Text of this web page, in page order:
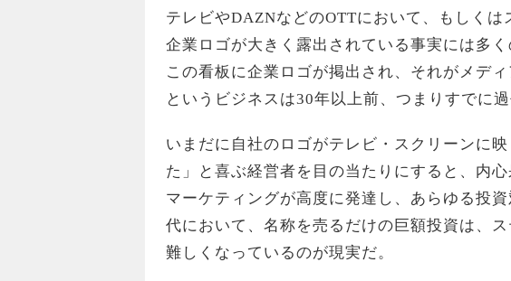
テレビやDAZNなどのOTTにおいて、もしく
企業ロゴが大きく露出されている事実には多
この看板に企業ロゴが掲出され、それがメデ
というビジネスは30年以上前、つまりすでに
いまだに自社のロゴがテレビ・スクリーンに
た」と喜ぶ経営者を目の当たりにすると、内
マーケティングが高度に発達し、あらゆる投
代において、名称を売るだけの巨額投資は、
難しくなっているのが現実だ。